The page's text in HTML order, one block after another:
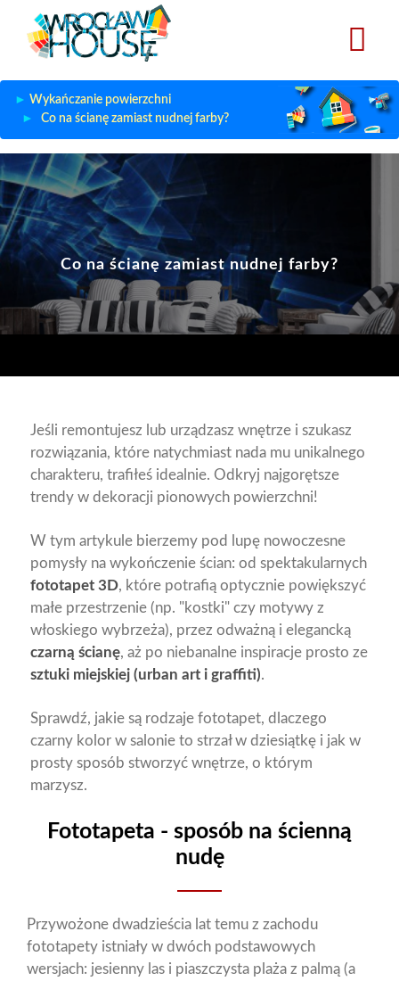
Wykańczanie powierzchni
Co na ścianę zamiast nudnej farby?
Co na ścianę zamiast nudnej farby?
Jeśli remontujesz lub urządzasz wnętrze i szukasz
rozwiązania, które natychmiast nada mu unikalnego
charakteru, trafiłeś idealnie. Odkryj najgorętsze
trendy w dekoracji pionowych powierzchni!
W tym artykule bierzemy pod lupę nowoczesne
pomysły na wykończenie ścian: od spektakularnych
fototapet 3D, które potrafią optycznie powiększyć
małe przestrzenie (np. "kostki" czy motywy z
włoskiego wybrzeża), przez odważną i elegancką
czarną ścianę, aż po niebanalne inspiracje prosto ze
sztuki miejskiej (urban art i graffiti).
Sprawdź, jakie są rodzaje fototapet, dlaczego
czarny kolor w salonie to strzał w dziesiątkę i jak w
prosty sposób stworzyć wnętrze, o którym
marzysz.
Fototapeta - sposób na ścienną
nudę
Przywożone dwadzieścia lat temu z zachodu
fototapety istniały w dwóch podstawowych
wersjach: jesienny las i piaszczysta plaża z palmą (a